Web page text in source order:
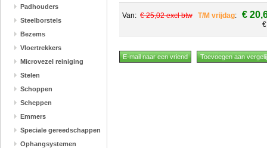
Padhouders
Steelborstels
Bezems
Vloertrekkers
Microvezel reiniging
Stelen
Schoppen
Scheppen
Emmers
Speciale gereedschappen
Ophangsystemen
Van: € 25,02 excl btw T/M vrijdag: €